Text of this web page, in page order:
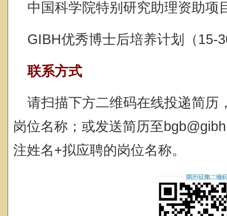
中国科学院特别研究助理资助项
GIBH优秀博士后培养计划（15-
联系方式
请扫描下方二维码在线投递简历
岗位名称；或发送简历至
注姓名+拟应聘的岗位名称。